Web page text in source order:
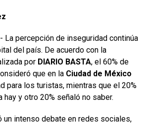
La percepción de inseguridad continúa
del país. De acuerdo con la
por DIARIO BASTA, el 60% de
que en la Ciudad de México
para los turistas, mientras que el 20%
y otro 20% señaló no saber.
un intenso debate en redes sociales,